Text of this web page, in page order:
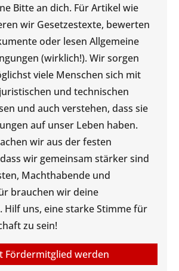
Bitte an dich. Für Artikel wie
wir Gesetzestexte, bewerten
oder lesen Allgemeine
(wirklich!). Wir sorgen
viele Menschen sich mit
und technischen
und auch verstehen, dass sie
auf unser Leben haben.
wir aus der festen
wir gemeinsam stärker sind
Machthabende und
brauchen wir deine
Hilf uns, eine starke Stimme für
zu sein!
Fördermitglied werden